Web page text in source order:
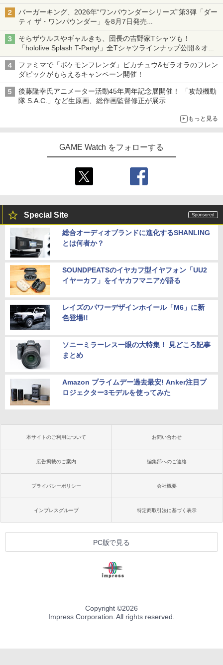
ニンテンドーeショップでは「大神 絶景版」が67%オフで990円
バーガーキング、2026年“ワンパウンダーシリーズ”第3弾「ダー
ティ ザ・ワンパウンダー」を8月7日発売
「特製ガーリックマヨソース」を使用した超大型チーズバーガー
そらザウルスやギャルきち、団長の吉野家Tシャツも！
「hololive Splash T-Party!」全Tシャツラインナップ公開＆オン
ライン販売開始
ファミマで「ポケモンフレンダ」ピカチュウ&ゼラオラのフレン
ダピックがもらえるキャンペーン開催！
後藤隆幸氏アニメーター活動45年周年記念展開催！ 「攻殻機動
隊 S.A.C.」など生原画、総作画監督修正が展示
もっと見る
GAME Watch をフォローする
Special Site
総合オーディオブランドに進化するSHANLING
とは何者か？
SOUNDPEATSのイヤカフ型イヤフォン「UU2
イヤーカフ」をイヤカフマニアが語る
レイズのパワーデザインホイール「M6」に新
色登場!!
ソニーミラーレス一眼の大特集！ 見どころ記事
まとめ
Amazon プライムデー過去最安! Anker注目プ
ロジェクター3モデルを使ってみた
本サイトのご利用について お問い合わせ
広告掲載のご案内 編集部へのご連絡
プライバシーポリシー 会社概要
インプレスグループ 特定商取引法に基づく表示
PC版で見る
Copyright ©2026
Impress Corporation. All rights reserved.